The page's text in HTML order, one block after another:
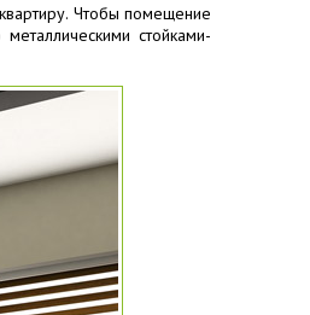
Чтобы помещение
стойками-